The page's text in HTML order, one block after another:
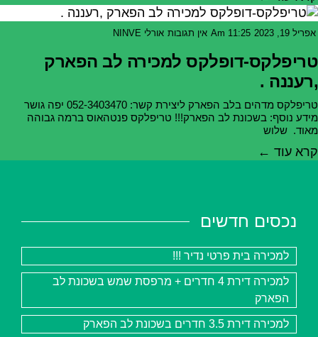
19, 2023
11:25 Am אין תגובות אורלי NINVE
דופלקס למכירה לב הפארק
.
טריפלקס מדהים בלב הפארק ליצירת קשר: 052-3403470 יפה גושר
נוסף: בשכונת לב הפארק!!! טריפלקס פנטהאוס ברמה גבוהה
שלוש
עוד ←
נכסים חדשים
למכירה בית פרטי נדיר !!!
למכירה דירת 4 חדרים + מרפסת שמש בשכונת לב
הפארק
למכירה דירת 3.5 חדרים בשכונת לב הפארק